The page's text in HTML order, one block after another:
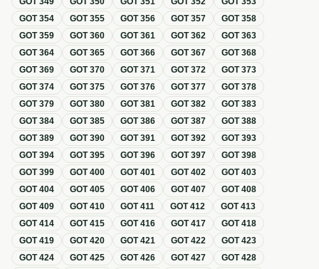
GOT354 GOT355 GOT356 GOT357 GOT358
GOT359 GOT360 GOT361 GOT362 GOT363
GOT364 GOT365 GOT366 GOT367 GOT368
GOT369 GOT370 GOT371 GOT372 GOT373
GOT374 GOT375 GOT376 GOT377 GOT378
GOT379 GOT380 GOT381 GOT382 GOT383
GOT384 GOT385 GOT386 GOT387 GOT388
GOT389 GOT390 GOT391 GOT392 GOT393
GOT394 GOT395 GOT396 GOT397 GOT398
GOT399 GOT400 GOT401 GOT402 GOT403
GOT404 GOT405 GOT406 GOT407 GOT408
GOT409 GOT410 GOT411 GOT412 GOT413
GOT414 GOT415 GOT416 GOT417 GOT418
GOT419 GOT420 GOT421 GOT422 GOT423
GOT424 GOT425 GOT426 GOT427 GOT428